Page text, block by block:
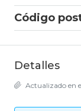
Código
Detalles
Actualizado en